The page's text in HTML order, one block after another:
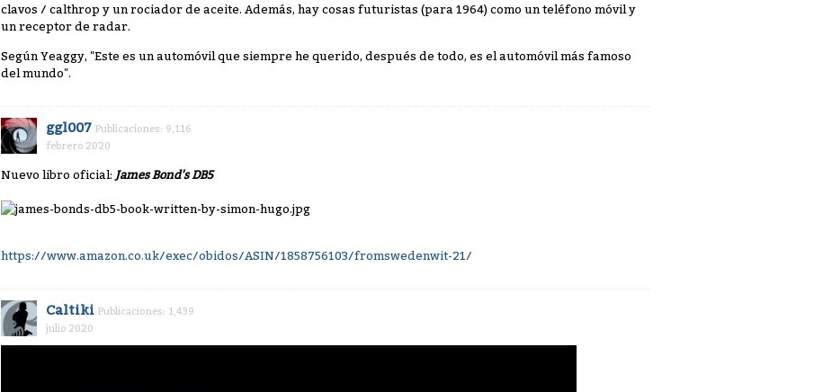
clavos / calthrop y un rociador de aceite. Además, hay cosas futuristas (para 1964) como un teléfono móvil y
un receptor de radar.
Según Yeaggy, "Este es un automóvil que siempre he querido, después de todo, es el automóvil más famoso
del mundo".
ggl007 Publicaciones: 9,116
febrero 2020
Nuevo libro oficial: James Bond's DB5
https://www.amazon.co.uk/exec/obidos/ASIN/1858756103/fromswedenwit-21/
Caltiki Publicaciones: 1,439
julio 2020